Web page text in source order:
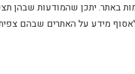
באתר. יתכן שהמודעות שבהן
מידע על האתרים שבהם